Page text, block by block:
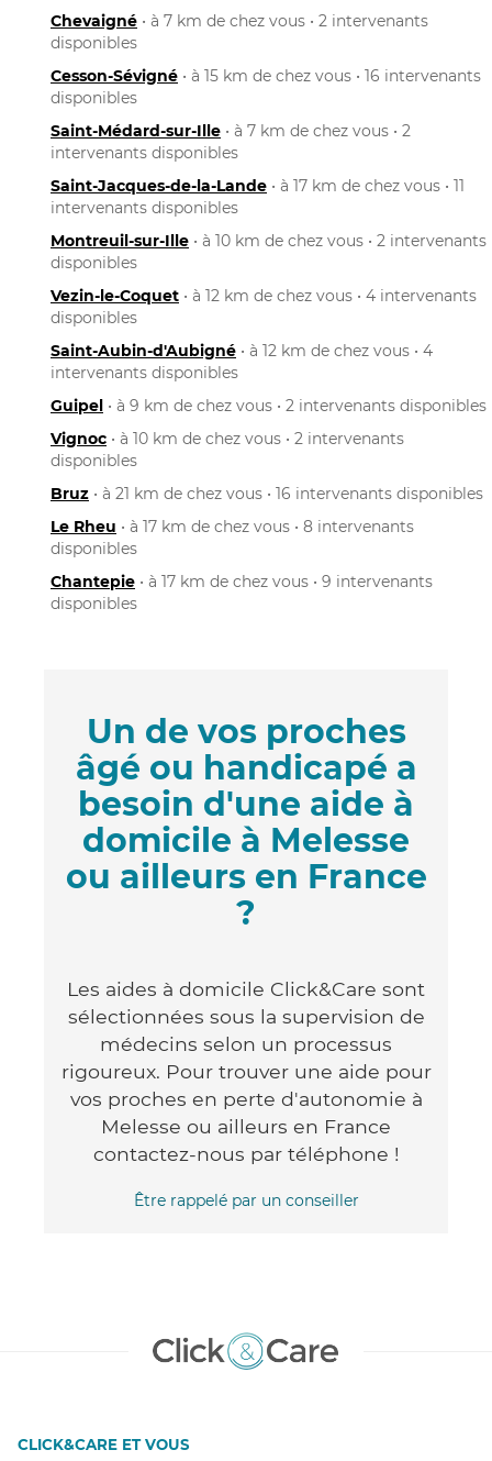
Chevaigné • à 7 km de chez vous • 2 intervenants
disponibles
Cesson-Sévigné • à 15 km de chez vous • 16 intervenants
disponibles
Saint-Médard-sur-Ille • à 7 km de chez vous • 2
intervenants disponibles
Saint-Jacques-de-la-Lande • à 17 km de chez vous • 11
intervenants disponibles
Montreuil-sur-Ille • à 10 km de chez vous • 2 intervenants
disponibles
Vezin-le-Coquet • à 12 km de chez vous • 4 intervenants
disponibles
Saint-Aubin-d'Aubigné • à 12 km de chez vous • 4
intervenants disponibles
Guipel • à 9 km de chez vous • 2 intervenants disponibles
Vignoc • à 10 km de chez vous • 2 intervenants
disponibles
Bruz • à 21 km de chez vous • 16 intervenants disponibles
Le Rheu • à 17 km de chez vous • 8 intervenants
disponibles
Chantepie • à 17 km de chez vous • 9 intervenants
disponibles
Un de vos proches
âgé ou handicapé a
besoin d'une aide à
domicile à Melesse
ou ailleurs en France
?
Les aides à domicile Click&Care sont
sélectionnées sous la supervision de
médecins selon un processus
rigoureux. Pour trouver une aide pour
vos proches en perte d'autonomie à
Melesse ou ailleurs en France
contactez-nous par téléphone !
Être rappelé par un conseiller
CLICK&CARE ET VOUS